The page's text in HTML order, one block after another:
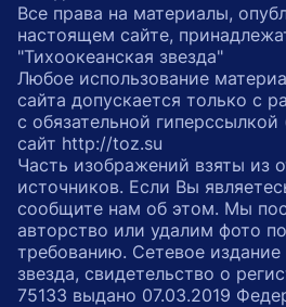
Все права на материалы,
настоящем сайте,
"Тихоокеанская звезда"
Любое использование
сайта допускается только с
с обязательной гиперссылкой
сайт http://toz.su
Часть изображений взяты из
источников. Если Вы
сообщите нам об этом. Мы
авторство или удалим фото
требованию. Сетевое издание
звезда, свидетельство о
75133 выдано 07.03.2019